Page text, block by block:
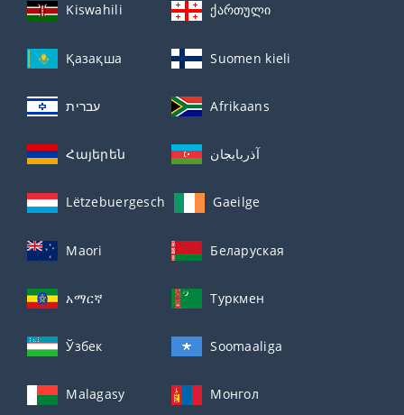
Kiswahili ქართული
Қазақша Suomen kieli
עברית Afrikaans
Հայերեն آذربايجان
Lëtzebuergesch Gaeilge
Maori Беларуская
አማርኛ Туркмен
Ўзбек Soomaaliga
Malagasy Монгол